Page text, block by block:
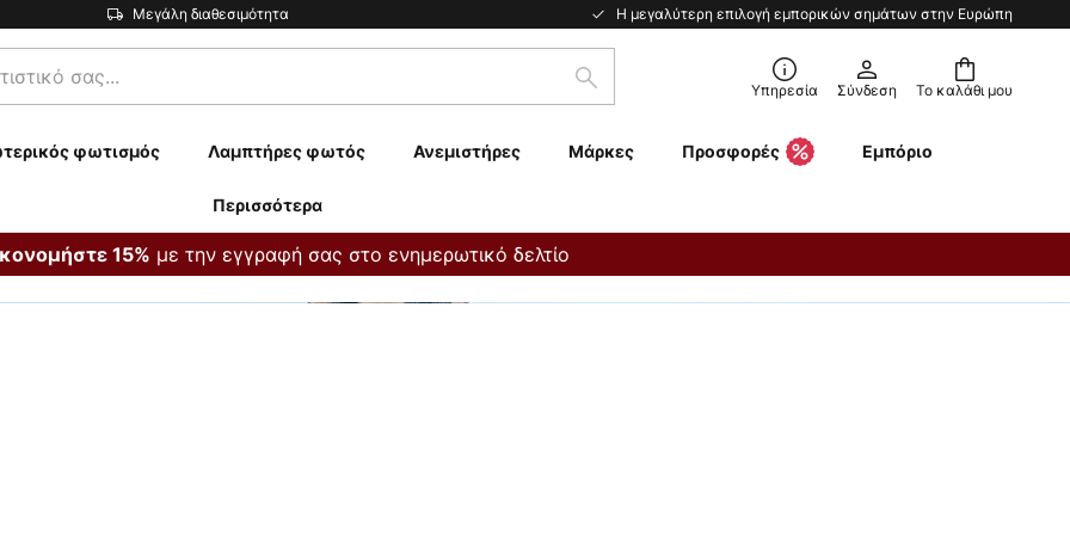
Μεγάλη διαθεσιμότητα Η μεγαλύτερη επιλογή εμπορικών σημάτων στην Ευρώπη
Το καλάθι μου
Αναζήτηση Υπηρεσία Σύνδεση
φωτισμός Λαμπτήρες φωτός Ανεμιστήρες Μάρκες Προσφορές Εμπόριο
Περισσότερα
15% με την εγγραφή σας στο ενημερωτικό δελτίο